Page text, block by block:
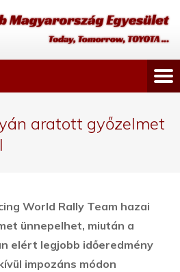
aratott győzelmet
World Rally Team hazai
ünnepelhet, miután a
elért legjobb időeredmény
impozáns módon